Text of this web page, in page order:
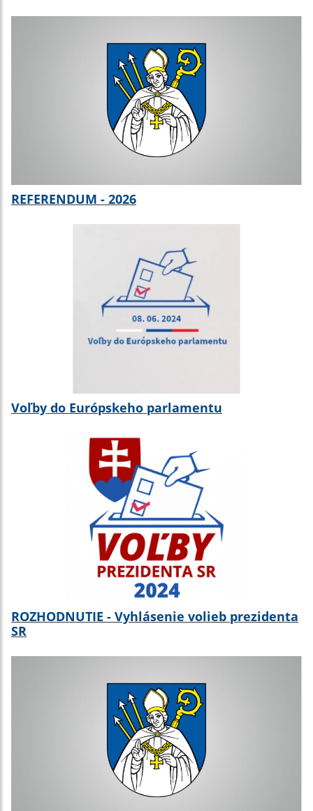
REFERENDUM - 2026
Voľby do Európskeho parlamentu
ROZHODNUTIE - Vyhlásenie volieb prezidenta
SR